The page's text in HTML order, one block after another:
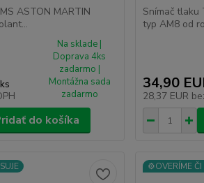
ASTON MARTIN
ks
Na sklade |
Doprava 4ks
zadarmo |
Montážna sada
zadarmo
do košíka
Snímač tlaku
typ AM8 od
34,90
28,37 EUR
⚙️OVERÍME ČI